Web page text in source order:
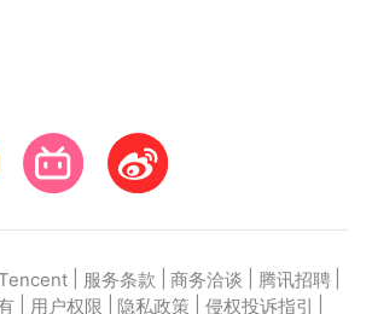
服务条款 商务洽谈 腾讯招聘
用户权限 隐私政策 侵权投诉指引